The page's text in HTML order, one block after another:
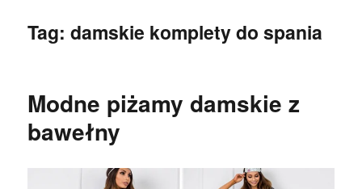
Tag:damskie komplety do spania
Modne piżamy damskie z
bawełny